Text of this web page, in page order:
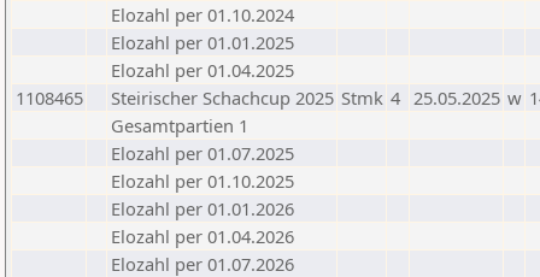
Elozahl per 01.10.2024
Elozahl per 01.01.2025
Elozahl per 01.04.2025
1108465
Steirischer Schachcup 2025 Stmk 4 25.05.2025 w
Gesamtpartien 1
Elozahl per 01.07.2025
Elozahl per 01.10.2025
Elozahl per 01.01.2026
Elozahl per 01.04.2026
Elozahl per 01.07.2026